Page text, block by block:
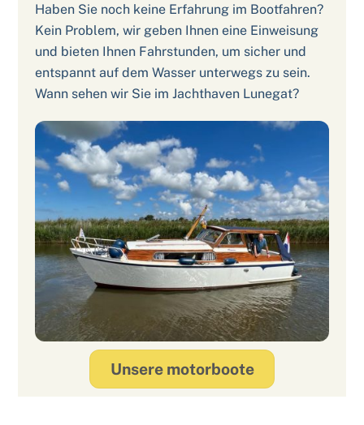
Haben Sie noch keine Erfahrung im Bootfahren?
Kein Problem, wir geben Ihnen eine Einweisung
und bieten Ihnen Fahrstunden, um sicher und
entspannt auf dem Wasser unterwegs zu sein.
Wann sehen wir Sie im Jachthaven Lunegat?
Unsere motorboote